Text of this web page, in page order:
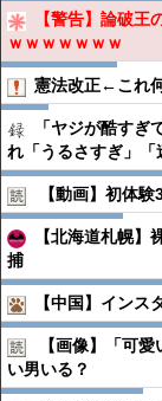
【警告】論破
ｗｗｗｗｗｗｗ
憲法改正←これ
「ヤジが酷す
れ「うるさすぎ」「
【動画】初体
【北海道札幌
捕
【中国】インス
【画像】「可
い男いる？